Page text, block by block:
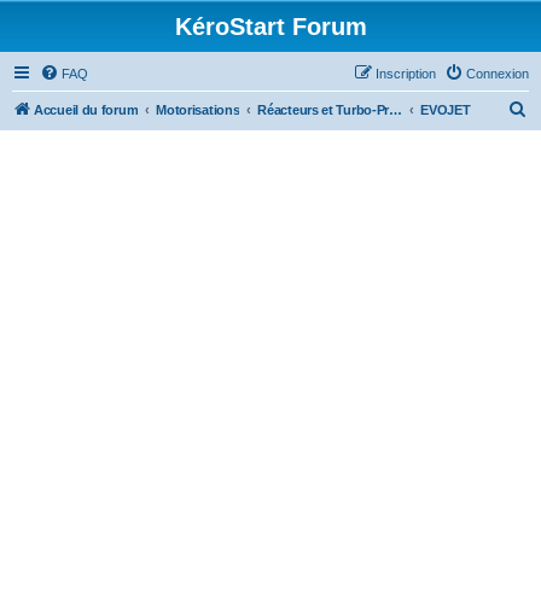
KéroStart Forum
FAQ Connexion
Inscription
Accueil du forum Motorisations Réacteurs et Turbo-Propulseurs EVOJET